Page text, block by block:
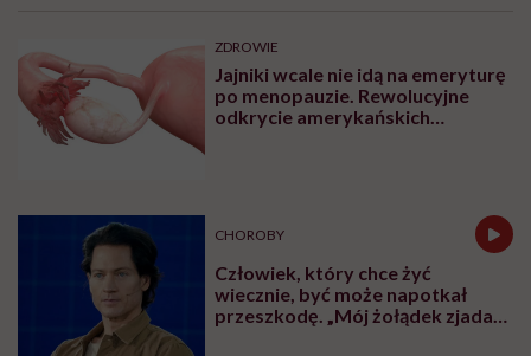
ZDROWIE
Jajniki wcale nie idą na emeryturę
po menopauzie. Rewolucyjne
odkrycie amerykańskich
CHOROBY
Człowiek, który chce żyć
wiecznie, być może napotkał
przeszkodę. „Mój żołądek zjada